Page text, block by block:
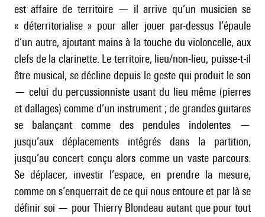
est affaire de territoire — il arrive qu’un musicien se
« déterritorialise » pour aller jouer par-dessus l’épaule
d’un autre, ajoutant mains à la touche du violoncelle, aux
clefs de la clarinette. Le territoire, lieu/non-lieu, puisse-t-il
être musical, se décline depuis le geste qui produit le son
— celui du percussionniste usant du lieu même (pierres
et dallages) comme d’un instrument ; de grandes guitares
se balançant comme des pendules indolentes —
jusqu’aux déplacements intégrés dans la partition,
jusqu’au concert conçu alors comme un vaste parcours.
Se déplacer, investir l’espace, en prendre la mesure,
comme on s’enquerrait de ce qui nous entoure et par là se
définir soi — pour Thierry Blondeau autant que pour tout